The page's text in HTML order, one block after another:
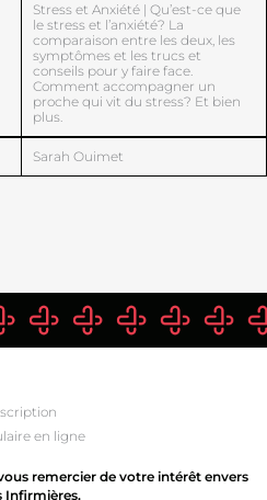
Stress et Anxiété | Qu’est-ce que
le stress et l’anxiété? La
comparaison entre les deux, les
symptômes et les trucs et
conseils pour y faire face.
Comment accompagner un
proche qui vit du stress? Et bien
plus.
Sarah Ouimet
en ligne
remercier de votre intérêt envers
Infirmières.